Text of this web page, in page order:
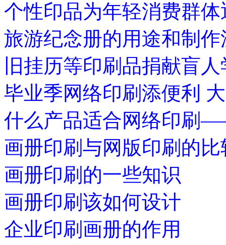
个性印品为年轻消费群
旅游纪念册的用途和制作
旧挂历等印刷品捐献盲
毕业季网络印刷添便利
什么产品适合网络印刷
画册印刷与网版印刷的比
画册印刷的一些知识
画册印刷该如何设计
企业印刷画册的作用